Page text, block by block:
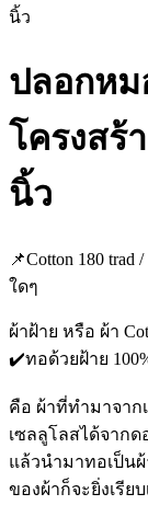
นิ้ว
ปลอกหม
โครงสร้
นิ้ว
📌Cotton 180
ใดๆ
ผ้าฝ้าย หรือ ผ้า
✔️ทอด้วยฝ้าย
คือ ผ้าที่ทำมาจาก
เซลลูโลสได้จากด
แล้วนำมาทอเป็น
ของผ้าก็จะยิ่งเรี